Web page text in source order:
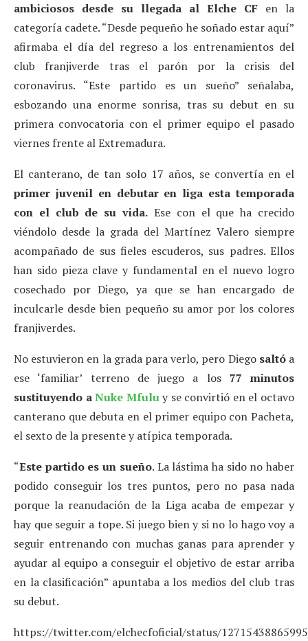
ambiciosos desde su llegada al Elche CF en la
categoría cadete. “Desde pequeño he soñado estar aquí”
afirmaba el día del regreso a los entrenamientos del
club franjiverde tras el parón por la crisis del
coronavirus. “Este partido es un sueño” señalaba,
esbozando una enorme sonrisa, tras su debut en su
primera convocatoria con el primer equipo el pasado
viernes frente al Extremadura.
El canterano, de tan solo 17 años, se convertía en el
primer juvenil en debutar en liga esta temporada
con el club de su vida. Ese con el que ha crecido
viéndolo desde la grada del Martínez Valero siempre
acompañado de sus fieles escuderos, sus padres. Ellos
han sido pieza clave y fundamental en el nuevo logro
cosechado por Diego, ya que se han encargado de
inculcarle desde bien pequeño su amor por los colores
franjiverdes.
No estuvieron en la grada para verlo, pero Diego saltóa
ese ‘familiar’ terreno de juego a los 77 minutos
sustituyendo aNuke Mfuluy se convirtió en el octavo
canterano que debuta en el primer equipo con Pacheta,
el sexto de la presente y atípica temporada.
“Este partido es un sueño. La lástima ha sido no haber
podido conseguir los tres puntos, pero no pasa nada
porque la reanudación de la Liga acaba de empezar y
hay que seguir a tope. Si juego bien y si no lo hago voy a
seguir entrenando con muchas ganas para aprender y
ayudar al equipo a conseguir el objetivo de estar arriba
en la clasificación” apuntaba a los medios del club tras
su debut.
https://twitter.com/elchecfoficial/status/